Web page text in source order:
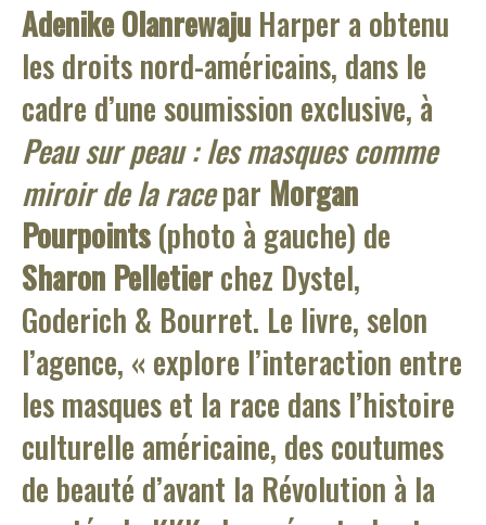
Adenike Olanrewaju Harper a obtenu
les droits nord-américains, dans le
cadre d’une soumission exclusive, à
Peau sur peau : les masques comme
miroir de la racepar Morgan
Pourpoints(photo à gauche) de
Sharon Pelletierchez Dystel,
Goderich & Bourret. Le livre, selon
l’agence, « explore l’interaction entre
les masques et la race dans l’histoire
culturelle américaine, des coutumes
de beauté d’avant la Révolution à la